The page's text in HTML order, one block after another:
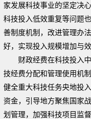
家发展科技事业的坚定决
科技投入低效重复等问题
善制度机制，改进管理办
好，实现投入规模增加与
财政经费在科技投入
技经费分配和管理使用机
健全重大科技任务央地投
资金，引导地方聚焦国家
划管理，加强科技项目监